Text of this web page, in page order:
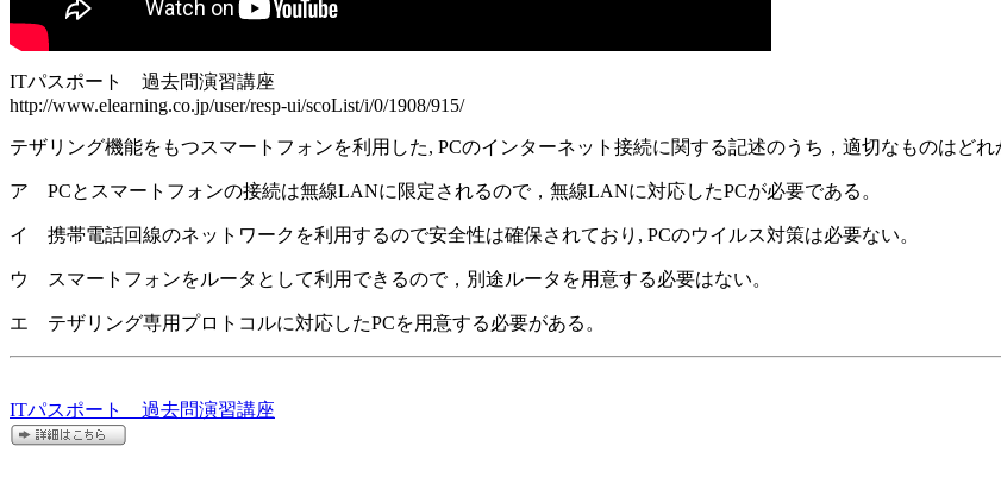
ITパスポート 過去問演習講座
http://www.elearning.co.jp/user/resp-ui/scoList/i/0/1908/915/
テザリング機能をもつスマートフォンを利用した, PCのインターネット接続に関する記述のうち，適切なものはどれ
ア PCとスマートフォンの接続は無線LANに限定されるので，無線LANに対応したPCが必要である。
イ 携帯電話回線のネットワークを利用するので安全性は確保されており, PCのウイルス対策は必要ない。
ウ スマートフォンをルータとして利用できるので，別途ルータを用意する必要はない。
エ テザリング専用プロトコルに対応したPCを用意する必要がある。
ITパスポート 過去問演習講座